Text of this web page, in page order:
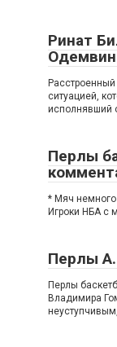
Ринат
ситуацией,
исполнявший
Перлы
* Мяч немного
Игроки НБА с
Перлы
Перлы
Владимира